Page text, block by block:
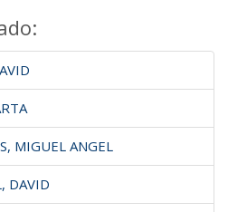
MIGUEL ANGEL
DAVID